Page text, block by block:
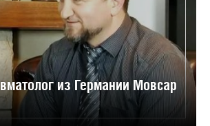
из Германии Мовсар